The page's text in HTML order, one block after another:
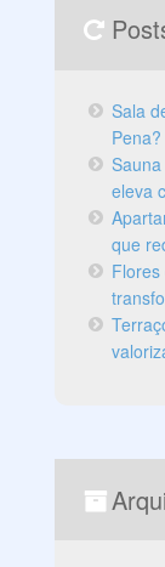
Sala
Pena?
eleva
que